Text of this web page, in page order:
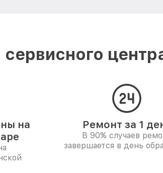
на
Ремонт за 1
В 90% случаев
завершается в день